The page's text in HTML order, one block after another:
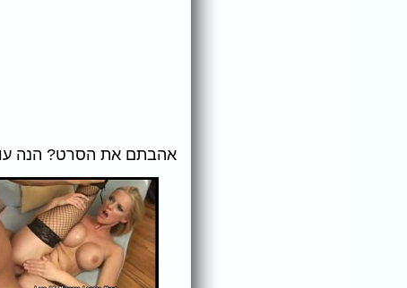
‎אהבתם את הסרט? הנה עוד סרטי סקס בחינם בקטגוריית